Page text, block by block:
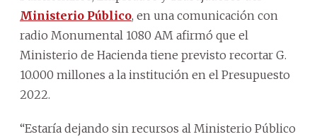
Ministerio Público, en una comunicación con
radio Monumental 1080 AM afirmó que el
Ministerio de Hacienda tiene previsto recortar G.
10.000 millones a la institución en el Presupuesto
2022.
“Estaría dejando sin recursos al Ministerio Público